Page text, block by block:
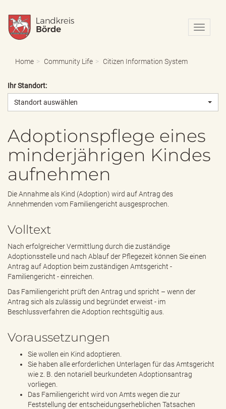
N
a
o
i
-
e
Home Community Life Citizen Information System
Ihr Standort:
Standort auswählen
Adoptionspflege eines
minderjährigen Kindes
aufnehmen
Die Annahme als Kind (Adoption) wird auf Antrag des
Annehmenden vom Familiengericht ausgesprochen.
Volltext
Nach erfolgreicher Vermittlung durch die zuständige
Adoptionsstelle und nach Ablauf der Pflegezeit können Sie einen
Antrag auf Adoption beim zuständigen Amtsgericht -
Familiengericht - einreichen.
Das Familiengericht prüft den Antrag und spricht – wenn der
Antrag sich als zulässig und begründet erweist - im
Beschlussverfahren die Adoption rechtsgültig aus.
Voraussetzungen
Sie wollen ein Kind adoptieren.
Sie haben alle erforderlichen Unterlagen für das Amtsgericht
wie z. B. den notariell beurkundeten Adoptionsantrag
vorliegen.
Das Familiengericht wird von Amts wegen die zur
Feststellung der entscheidungserheblichen Tatsachen